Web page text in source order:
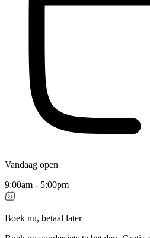
Vandaag open
9:00am - 5:00pm
Boek nu, betaal later